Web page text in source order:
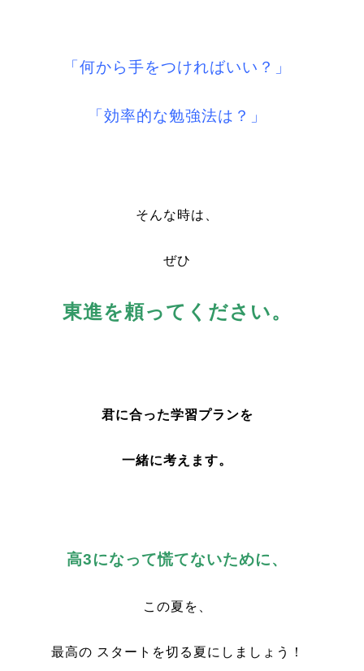
「何から手をつければいい？」
「効率的な勉強法は？」
そんな時は、
ぜひ
東進を頼ってください。
君に合った学習プランを
一緒に考えます。
高3になって慌てないために、
この夏を、
最高の スタートを切る夏にしましょう！